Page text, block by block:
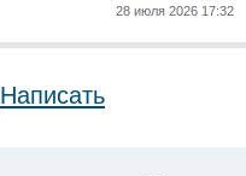
28 июля 2026 17:32
Написать